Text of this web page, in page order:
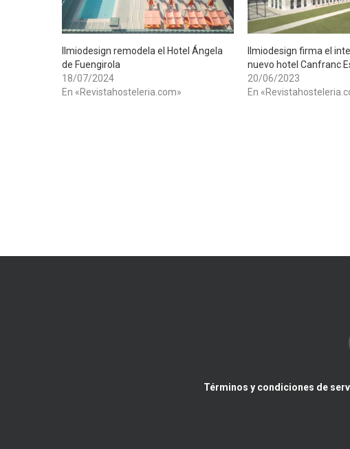
Ilmiodesign remodela el Hotel Ángela
de Fuengirola
18/07/2024
En «Revistahosteleria.com»
Ilmiodesign firma el
nuevo hotel Canfranc
20/06/2023
En
Términos y condiciones de